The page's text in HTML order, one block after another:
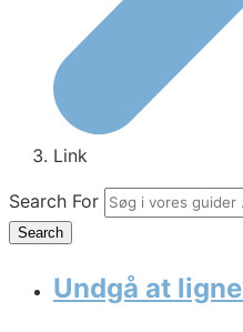
Link
Search For
Search
Undgå at